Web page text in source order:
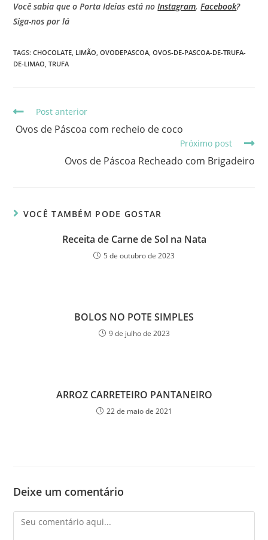
Você sabia que o Porta Ideias está noInstagram,Facebook?
Siga-nos por lá
TAGS:CHOCOLATE, LIMÃO, OVODEPASCOA, OVOS-DE-PASCOA-DE-TRUFA-
DE-LIMAO, TRUFA
Post anterior
Ovos de Páscoa com recheio de coco
Próximo post
Ovos de Páscoa Recheado com Brigadeiro
VOCÊ TAMBÉM PODE GOSTAR
Receita de Carne de Sol na Nata
5 de outubro de 2023
BOLOS NO POTE SIMPLES
9 de julho de 2023
ARROZ CARRETEIRO PANTANEIRO
22 de maio de 2021
Deixe um comentário